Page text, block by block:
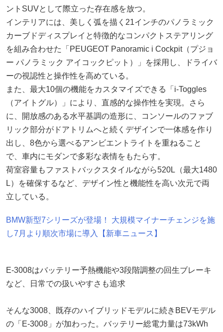
ントSUVとして際立った存在感を放つ。
インテリアには、美しく弧を描く21インチのパノラミック
カーブドディスプレイと特徴的なコンパクトステアリング
を組み合わせた「PEUGEOT Panoramic i Cockpit（プジョ
ー パノラミック アイコックピット）」を採用し、ドライバ
ーの視認性と操作性を高めている。
また、最大10個の機能をカスタマイズできる「i-Toggles
（アイトグル）」により、直感的な操作性を実現。さら
に、開放感のある水平基調の造形に、コンソールのファブ
リック部分がドアトリムへと続くデザインで一体感を作り
出し、8色から選べるアンビエントライトを重ねること
で、車内にモダンで多彩な表情をもたらす。
荷室容量もファストバックスタイルながら520L（最大1480
L）を確保するなど、デザイン性と機能性を高い次元で両
立している。
BMW新型7シリーズが登場！ 大規模マイナーチェンジを施
し7月より順次市場に導入【新車ニュース】
E-3008はバッテリー予熱機能や3段階調整の回生ブレーキ
など、日常での扱いやすさも追求
そんな3008、既存のハイブリッドモデルに続きBEVモデル
の「E-3008」が加わった。バッテリー総電力量は73kWh